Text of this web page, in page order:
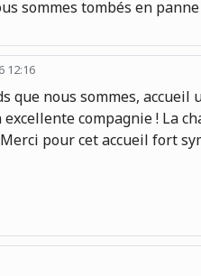
sommes tombés en
12:16
que nous sommes,
compagnie ! La
pour cet accueil fort